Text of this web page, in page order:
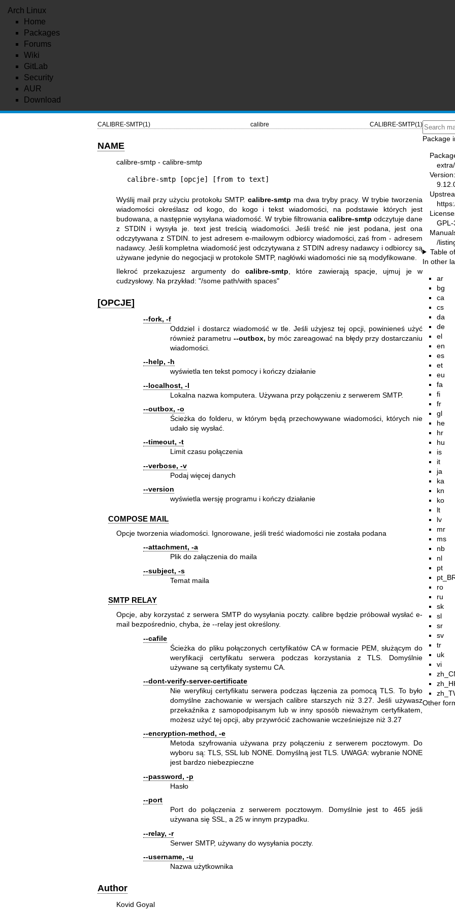
Arch Linux
Home
Packages
Forums
Wiki
GitLab
Security
AUR
Download
CALIBRE-SMTP(1) calibre CALIBRE-SMTP(1)
NAME
calibre-smtp - calibre-smtp
calibre-smtp [opcje] [from to text]
Wyślij mail przy użyciu protokołu SMTP. calibre-smtp ma dwa tryby pracy. W trybie tworzenia
wiadomości określasz od kogo, do kogo i tekst wiadomości, na podstawie których jest
budowana, a następnie wysyłana wiadomość. W trybie filtrowania calibre-smtp odczytuje dane
z STDIN i wysyła je. text jest treścią wiadomości. Jeśli treść nie jest podana, jest ona
odczytywana z STDIN. to jest adresem e-mailowym odbiorcy wiadomości, zaś from - adresem
nadawcy. Jeśli kompletna wiadomość jest odczytywana z STDIN adresy nadawcy i odbiorcy są
używane jedynie do negocjacji w protokole SMTP, nagłówki wiadomości nie są modyfikowane.
Ilekroć przekazujesz argumenty docalibre-smtp, które zawierają spacje, ujmuj je w
cudzysłowy. Na przykład: "/some path/with spaces"
[OPCJE]
--fork, -f
Oddziel i dostarcz wiadomość w tle. Jeśli użyjesz tej opcji, powinieneś użyć
również parametru --outbox, by móc zareagować na błędy przy dostarczaniu
wiadomości.
--help, -h
wyświetla ten tekst pomocy i kończy działanie
--localhost, -l
Lokalna nazwa komputera. Używana przy połączeniu z serwerem SMTP.
--outbox, -o
Ścieżka do folderu, w którym będą przechowywane wiadomości, których nie
udało się wysłać.
--timeout, -t
Limit czasu połączenia
--verbose, -v
Podaj więcej danych
--version
wyświetla wersję programu i kończy działanie
COMPOSE MAIL
Opcje tworzenia wiadomości. Ignorowane, jeśli treść wiadomości nie została podana
--attachment, -a
Plik do załączenia do maila
--subject, -s
Temat maila
SMTP RELAY
Opcje, aby korzystać z serwera SMTP do wysyłania poczty. calibre będzie próbował wysłać e-
mail bezpośrednio, chyba, że --relay jest określony.
--cafile
Ścieżka do pliku połączonych certyfikatów CA w formacie PEM, służącym do
weryfikacji certyfikatu serwera podczas korzystania z TLS. Domyślnie
używane są certyfikaty systemu CA.
--dont-verify-server-certificate
Nie weryfikuj certyfikatu serwera podczas łączenia za pomocą TLS. To było
domyślne zachowanie w wersjach calibre starszych niż 3.27. Jeśli używasz
przekaźnika z samopodpisanym lub w inny sposób nieważnym certyfikatem,
możesz użyć tej opcji, aby przywrócić zachowanie wcześniejsze niż 3.27
--encryption-method, -e
Metoda szyfrowania używana przy połączeniu z serwerem pocztowym. Do
wyboru są: TLS, SSL lub NONE. Domyślną jest TLS. UWAGA: wybranie NONE
jest bardzo niebezpieczne
--password, -p
Hasło
--port
Port do połączenia z serwerem pocztowym. Domyślnie jest to 465 jeśli
używana się SSL, a 25 w innym przypadku.
--relay, -r
Serwer SMTP, używany do wysyłania poczty.
--username, -u
Nazwa użytkownika
Author
Kovid Goyal
Package
Version:
/
Table
In other
ar
bg
ca
cs
da
de
el
en
es
et
eu
fa
fi
fr
gl
he
hr
hu
is
it
ja
ka
kn
ko
lt
lv
mr
ms
nb
nl
pt
ro
ru
sk
sl
sr
sv
tr
uk
vi
Other